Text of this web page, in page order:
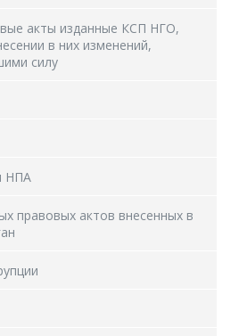
акты изданные КСП НГО,
в них изменений,
силу
НПА
правовых актов внесенных в